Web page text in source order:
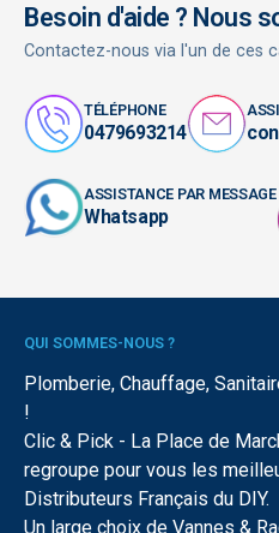
Besoin d'aide ? Nous
Contactez-nous via l'un de ces
TÉLÉPHONE
0479693214
ASSISTANCE PAR MESSAGE
Whatsapp
QUI SOMMES-NOUS ?
Plomberie, Chauffage,
!
Clic & Pick - La Place de
regroupe pour vous les
Distributeurs Français du DIY.
Un large choix de Vannes &